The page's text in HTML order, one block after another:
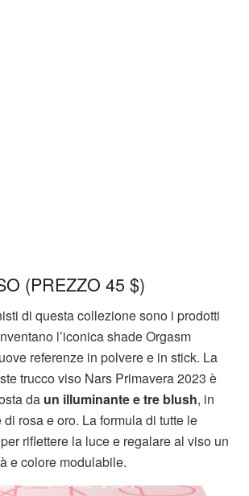
(PREZZO 45 $)
di questa collezione sono i prodotti
l’iconica shade Orgasm
referenze in polvere e in stick. La
trucco viso Nars Primavera 2023 è
da un illuminante e tre blush, in
rosa e oro. La formula di tutte le
riflettere la luce e regalare al viso un
e colore modulabile.